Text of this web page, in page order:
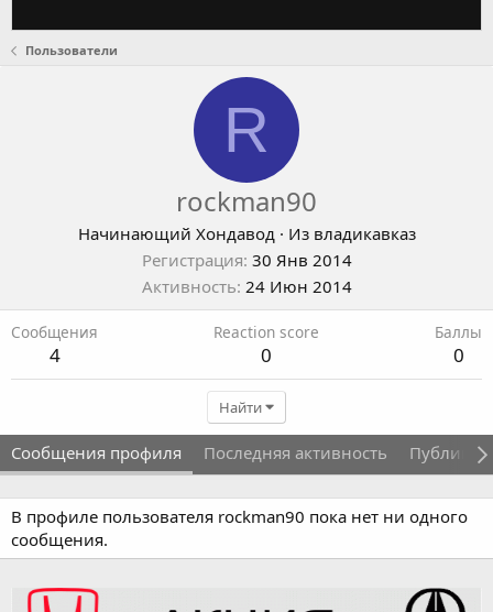
Пользователи
R
rockman90
Начинающий Хондавод · Из владикавказ
Регистрация 30 Янв 2014
Активность 24 Июн 2014
Сообщения
4
Reaction score
0
Баллы
0
Найти
Сообщения профиля Последняя активность
В профиле пользователя rockman90 пока нет ни одного
сообщения.